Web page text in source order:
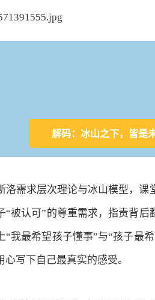
解码：冰山之下，皆是
洛需求层次理论与冰山模型，课
“被认可”的尊重需求，指责背后
“我最希望孩子懂事”与“孩子最
心写下自己最真实的感受。